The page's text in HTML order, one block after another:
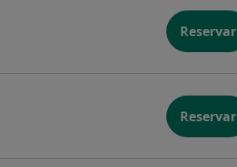
Reservar
Reservar